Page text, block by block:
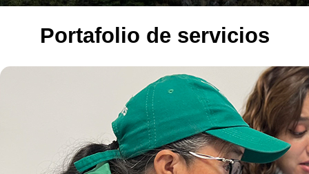
Portafolio de servicios